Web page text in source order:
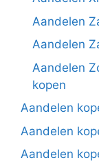
Aandelen
Aandelen
Aandelen
kopen
Aandelen
Aandelen
Aandelen